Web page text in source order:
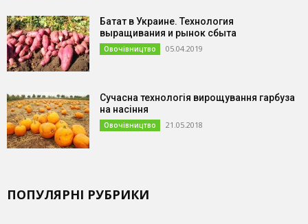
Батат в Украине. Технология
выращивания и рынок сбыта
Овочівництво 05.04.2019
Сучасна технологія вирощування гарбуза
на насіння
Овочівництво 21.05.2018
ПОПУЛЯРНІ РУБРИКИ